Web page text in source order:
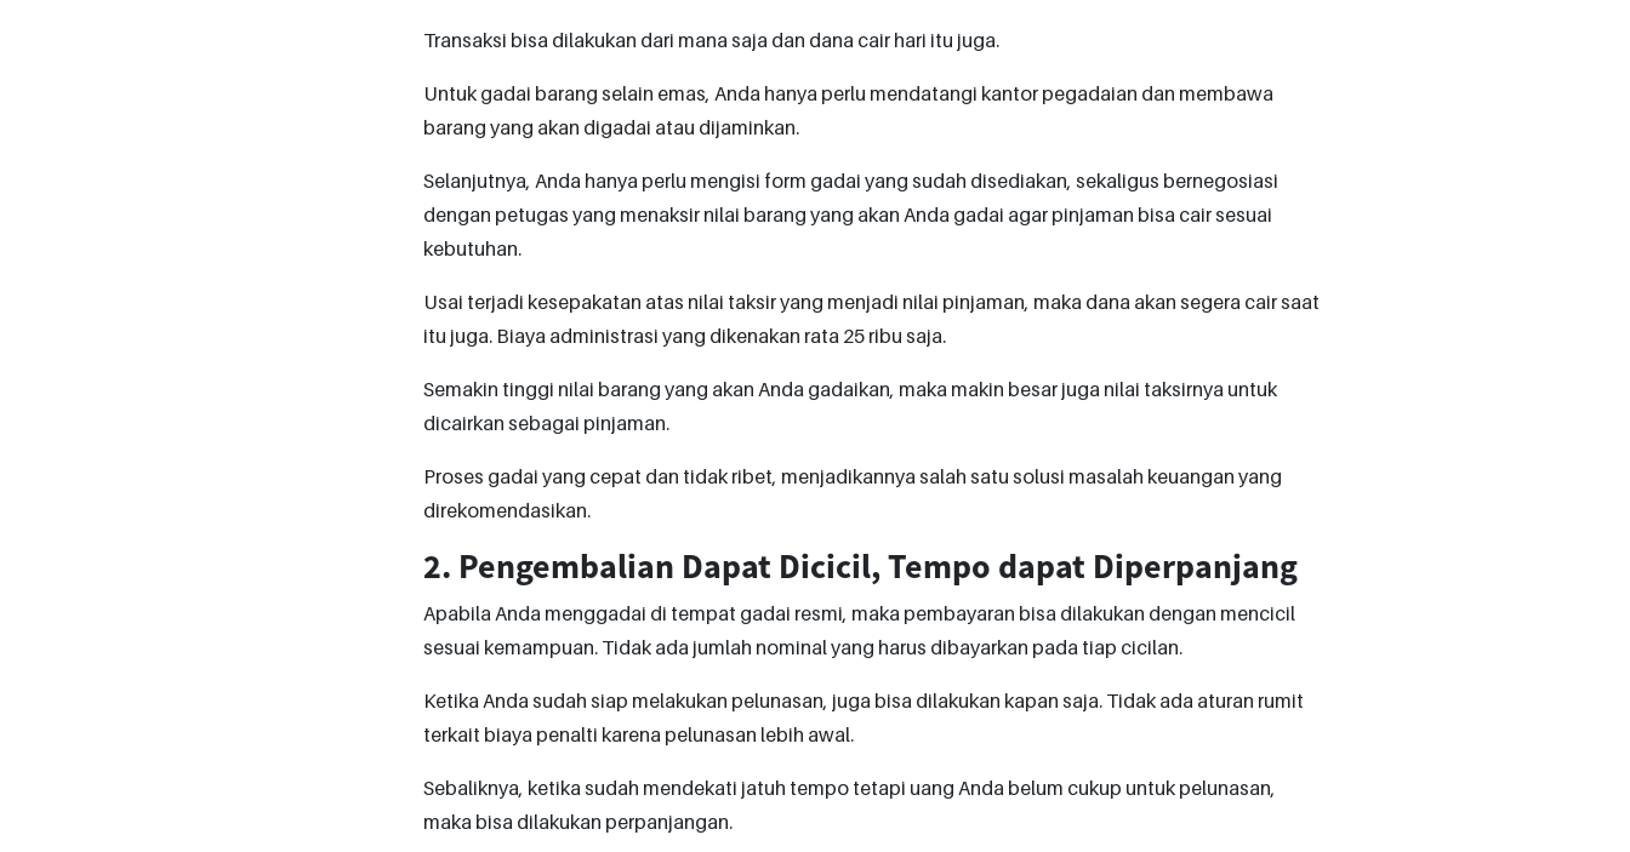
Transaksi bisa dilakukan dari mana saja dan dana cair hari itu juga.
Untuk gadai barang selain emas, Anda hanya perlu mendatangi kantor pegadaian dan membawa
barang yang akan digadai atau dijaminkan.
Selanjutnya, Anda hanya perlu mengisi form gadai yang sudah disediakan, sekaligus bernegosiasi
dengan petugas yang menaksir nilai barang yang akan Anda gadai agar pinjaman bisa cair sesuai
kebutuhan.
Usai terjadi kesepakatan atas nilai taksir yang menjadi nilai pinjaman, maka dana akan segera cair saat
itu juga. Biaya administrasi yang dikenakan rata 25 ribu saja.
Semakin tinggi nilai barang yang akan Anda gadaikan, maka makin besar juga nilai taksirnya untuk
dicairkan sebagai pinjaman.
Proses gadai yang cepat dan tidak ribet, menjadikannya salah satu solusi masalah keuangan yang
direkomendasikan.
2. Pengembalian Dapat Dicicil, Tempo dapat Diperpanjang
Apabila Anda menggadai di tempat gadai resmi, maka pembayaran bisa dilakukan dengan mencicil
sesuai kemampuan. Tidak ada jumlah nominal yang harus dibayarkan pada tiap cicilan.
Ketika Anda sudah siap melakukan pelunasan, juga bisa dilakukan kapan saja. Tidak ada aturan rumit
terkait biaya penalti karena pelunasan lebih awal.
Sebaliknya, ketika sudah mendekati jatuh tempo tetapi uang Anda belum cukup untuk pelunasan,
maka bisa dilakukan perpanjangan.